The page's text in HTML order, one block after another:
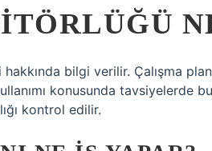
bilgi verilir. Çalışma
konusunda tavsiyelerde
kontrol edilir.